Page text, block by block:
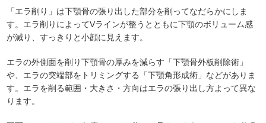
「エラ削り」は下顎骨の張り出した部分を削ってなだらかにしま
す。エラ削りによってVラインが整うとともに下顎のボリューム感
が減り、すっきりと小顔に見えます。
エラの外側面を削り下顎骨の厚みを減らす「下顎骨外板削除術」
や、エラの突端部をトリミングする「下顎角形成術」などがありま
す。エラを削る範囲・大きさ・方向はエラの張り出し方よって異な
ります。